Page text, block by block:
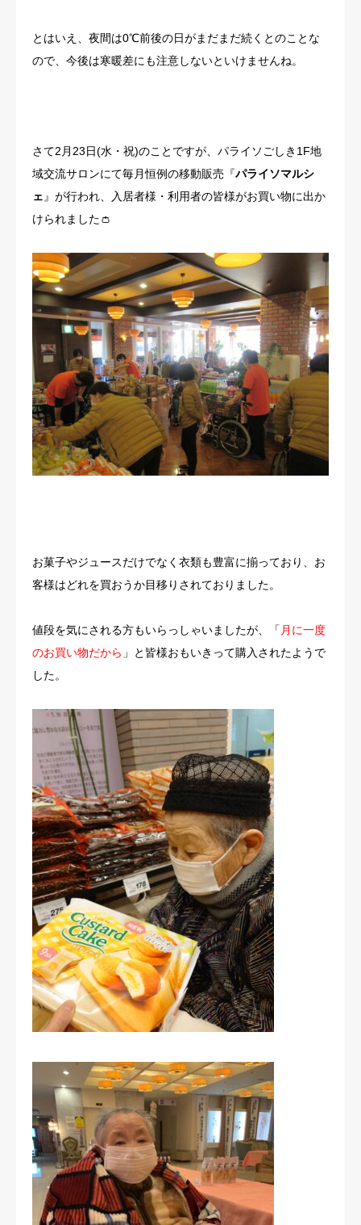
とはいえ、夜間は0℃前後の日がまだまだ続くとのことな
ので、今後は寒暖差にも注意しないといけませんね。
さて2月23日(水・祝)のことですが、パライソごしき1F地
域交流サロンにて毎月恒例の移動販売『パライソマルシ
ェ 』が行われ、入居者様・利用者の皆様がお買い物に出か
けられました👛
お菓子やジュースだけでなく衣類も豊富に揃っており、お
客様はどれを買おうか目移りされておりました。
値段を気にされる方もいらっしゃいましたが、「 月に一度
のお買い物だから 」と皆様おもいきって購入されたようで
した。